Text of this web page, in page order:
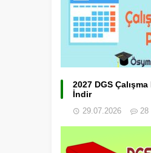
2027 DGS Çalışma
İndir
29.07.2026 28